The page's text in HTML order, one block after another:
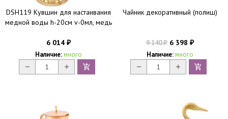
DSH119 Кувшин для настаивания
медной воды h-20см v-0мл, медь
6 014 ₽
Наличие: много
Чайник декоративный (полиш)
9 140₽6 398 ₽
Наличие: много